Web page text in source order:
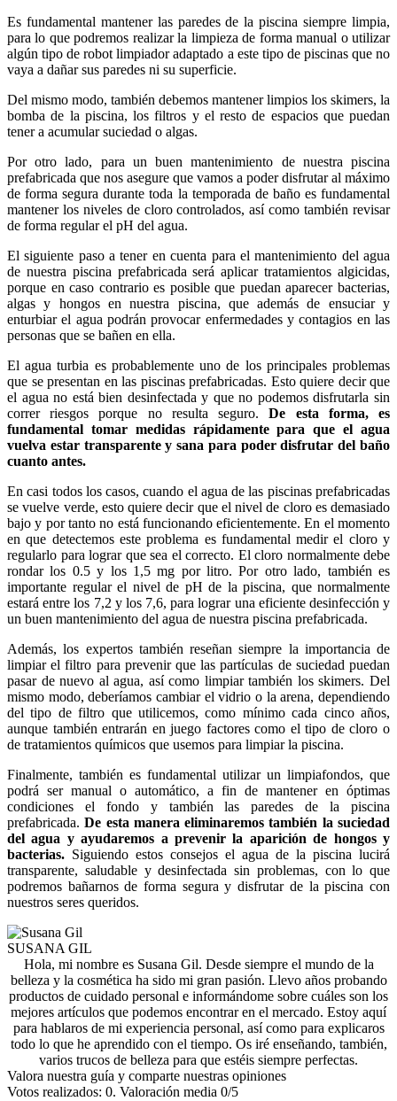
Es fundamental mantener las paredes de la piscina siempre limpia,
para lo que podremos realizar la limpieza de forma manual o utilizar
algún tipo de robot limpiador adaptado a este tipo de piscinas que no
vaya a dañar sus paredes ni su superficie.
Del mismo modo, también debemos mantener limpios los skimers, la
bomba de la piscina, los filtros y el resto de espacios que puedan
tener a acumular suciedad o algas.
Por otro lado, para un buen mantenimiento de nuestra piscina
prefabricada que nos asegure que vamos a poder disfrutar al máximo
de forma segura durante toda la temporada de baño es fundamental
mantener los niveles de cloro controlados, así como también revisar
de forma regular el pH del agua.
El siguiente paso a tener en cuenta para el mantenimiento del agua
de nuestra piscina prefabricada será aplicar tratamientos algicidas,
porque en caso contrario es posible que puedan aparecer bacterias,
algas y hongos en nuestra piscina, que además de ensuciar y
enturbiar el agua podrán provocar enfermedades y contagios en las
personas que se bañen en ella.
El agua turbia es probablemente uno de los principales problemas
que se presentan en las piscinas prefabricadas. Esto quiere decir que
el agua no está bien desinfectada y que no podemos disfrutarla sin
correr riesgos porque no resulta seguro.De esta forma, es
fundamental tomar medidas rápidamente para que el agua
vuelva estar transparente y sana para poder disfrutar del baño
cuanto antes.
En casi todos los casos, cuando el agua de las piscinas prefabricadas
se vuelve verde, esto quiere decir que el nivel de cloro es demasiado
bajo y por tanto no está funcionando eficientemente. En el momento
en que detectemos este problema es fundamental medir el cloro y
regularlo para lograr que sea el correcto. El cloro normalmente debe
rondar los 0.5 y los 1,5 mg por litro. Por otro lado, también es
importante regular el nivel de pH de la piscina, que normalmente
estará entre los 7,2 y los 7,6, para lograr una eficiente desinfección y
un buen mantenimiento del agua de nuestra piscina prefabricada.
Además, los expertos también reseñan siempre la importancia de
limpiar el filtro para prevenir que las partículas de suciedad puedan
pasar de nuevo al agua, así como limpiar también los skimers. Del
mismo modo, deberíamos cambiar el vidrio o la arena, dependiendo
del tipo de filtro que utilicemos, como mínimo cada cinco años,
aunque también entrarán en juego factores como el tipo de cloro o
de tratamientos químicos que usemos para limpiar la piscina.
Finalmente, también es fundamental utilizar un limpiafondos, que
podrá ser manual o automático, a fin de mantener en óptimas
condiciones el fondo y también las paredes de la piscina
prefabricada.De esta manera eliminaremos también la suciedad
del agua y ayudaremos a prevenir la aparición de hongos y
bacterias. Siguiendo estos consejos el agua de la piscina lucirá
transparente, saludable y desinfectada sin problemas, con lo que
podremos bañarnos de forma segura y disfrutar de la piscina con
nuestros seres queridos.
SUSANA GIL
Hola, mi nombre es Susana Gil. Desde siempre el mundo de la
belleza y la cosmética ha sido mi gran pasión. Llevo años probando
productos de cuidado personal e informándome sobre cuáles son los
mejores artículos que podemos encontrar en el mercado. Estoy aquí
para hablaros de mi experiencia personal, así como para explicaros
todo lo que he aprendido con el tiempo. Os iré enseñando, también,
varios trucos de belleza para que estéis siempre perfectas.
Valora nuestra guía y comparte nuestras opiniones
Votos realizados: 0. Valoración media 0/5